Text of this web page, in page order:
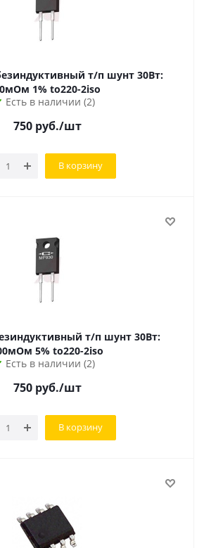
50мОм 1% to220-2iso
Есть в наличии (2)
750руб./шт
В корзину
100мОм 5% to220-2iso
Есть в наличии (2)
750руб./шт
В корзину